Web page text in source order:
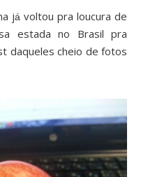
já voltou pra loucura de
estada no Brasil pra
daqueles cheio de fotos